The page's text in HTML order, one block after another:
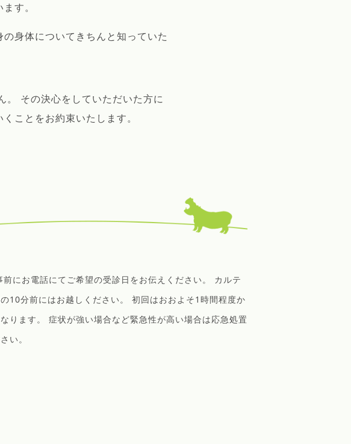
す。
身体についてきちんと知っていた
。 その決心をしていただいた方に
ことをお約束いたします。
にお電話にてご希望の受診日をお伝えください。 カルテ
10分前にはお越しください。 初回はおおよそ1時間程度か
ります。 症状が強い場合など緊急性が高い場合は応急処置
い。